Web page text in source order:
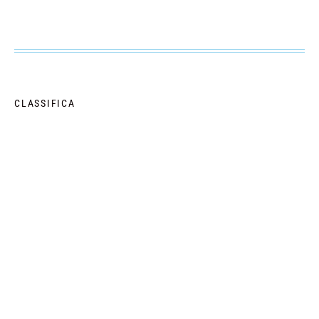
CLASSIFICA